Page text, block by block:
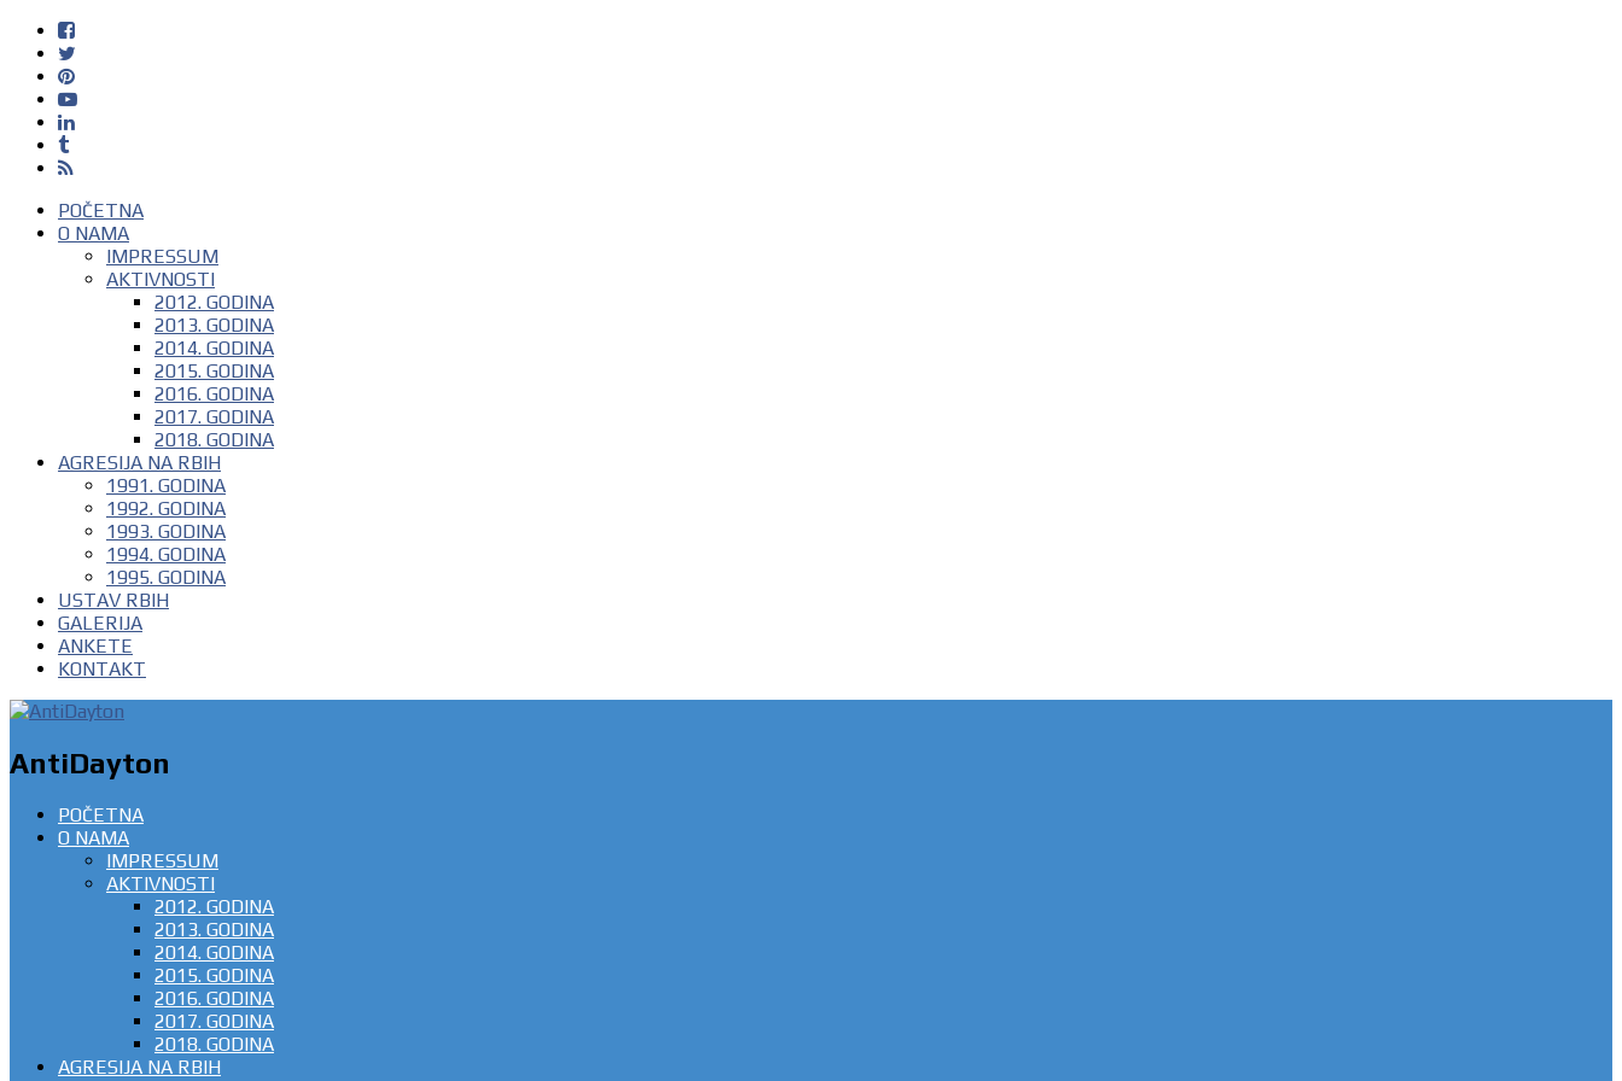
POČETNA
O NAMA
IMPRESSUM
AKTIVNOSTI
2012. GODINA
2013. GODINA
2014. GODINA
2015. GODINA
2016. GODINA
2017. GODINA
2018. GODINA
AGRESIJA NA RBIH
1991. GODINA
1992. GODINA
1993. GODINA
1994. GODINA
1995. GODINA
USTAV RBIH
GALERIJA
ANKETE
KONTAKT
AntiDayton
POČETNA
O NAMA
IMPRESSUM
AKTIVNOSTI
2012. GODINA
2013. GODINA
2014. GODINA
2015. GODINA
2016. GODINA
2017. GODINA
2018. GODINA
AGRESIJA NA RBIH